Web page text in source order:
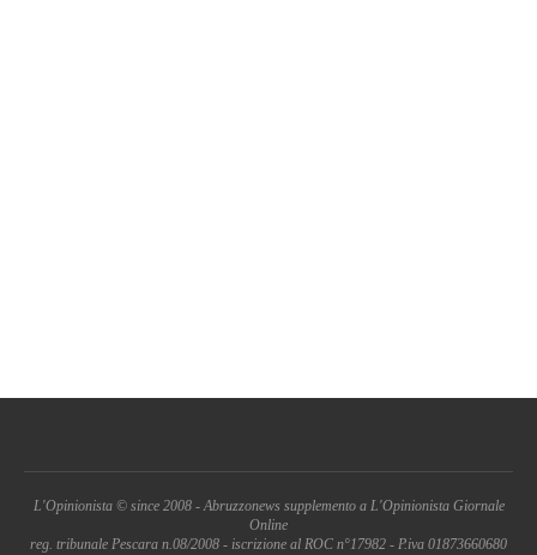
L'Opinionista © since 2008 - Abruzzonews supplemento a L'Opinionista Giornale
Online
reg. tribunale Pescara n.08/2008 - iscrizione al ROC n°17982 - P.iva 01873660680